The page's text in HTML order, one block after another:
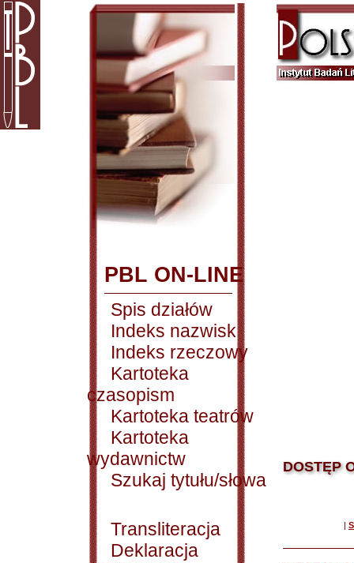
PBL ON-LINE
Spis działów
Indeks nazwisk
Indeks rzeczowy
Kartoteka
czasopism
Kartoteka teatrów
Kartoteka
wydawnictw
Szukaj tytułu/słowa
Transliteracja
Deklaracja
DOSTĘP
|